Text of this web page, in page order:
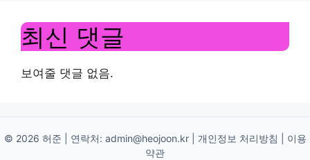
최신 댓글
보여줄 댓글 없음.
© 2026 허준 | 연락처: admin@heojoon.kr| 개인정보 처리방침
이용
약관